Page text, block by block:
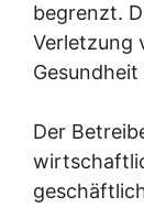
begrenzt.
Verletzung
Der